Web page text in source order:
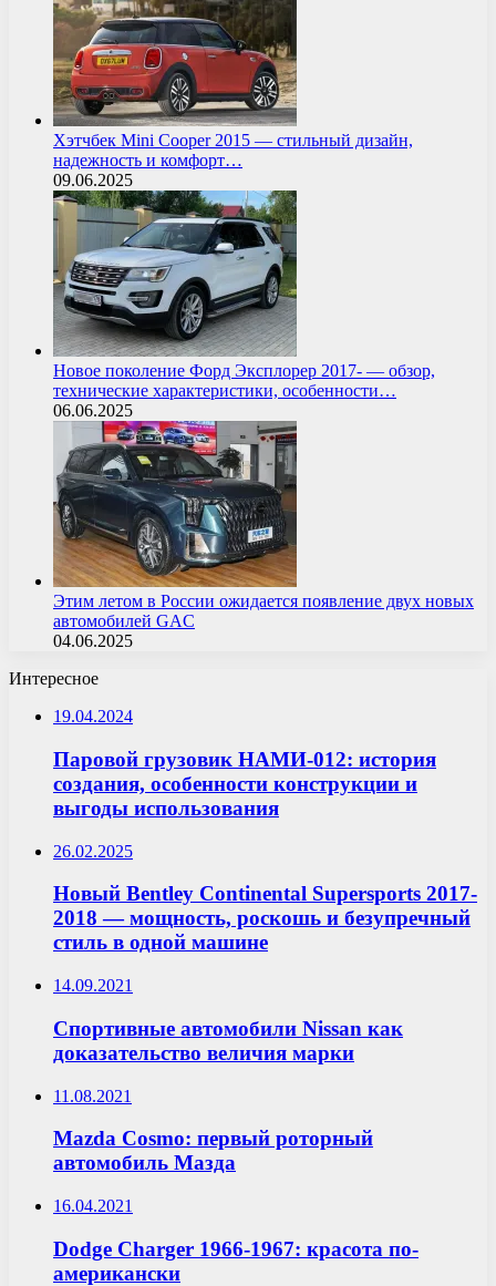
Хэтчбек Mini Cooper 2015 — стильный дизайн,
надежность и комфорт…
09.06.2025
Новое поколение Форд Эксплорер 2017- — обзор,
технические характеристики, особенности…
06.06.2025
Этим летом в России ожидается появление двух новых
автомобилей GAC
04.06.2025
Интересное
19.04.2024
Паровой грузовик НАМИ-012: история
создания, особенности конструкции и
выгоды использования
26.02.2025
Новый Bentley Continental Supersports 2017-
2018 — мощность, роскошь и безупречный
стиль в одной машине
14.09.2021
Спортивные автомобили Nissan как
доказательство величия марки
11.08.2021
Mazda Cosmo: первый роторный
автомобиль Мазда
16.04.2021
Dodge Charger 1966-1967: красота по-
американски